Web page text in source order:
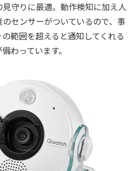
守りに最適。動作検知に加え人
センサーがついているので、事
範囲を超えると通知してくれる
わっています。